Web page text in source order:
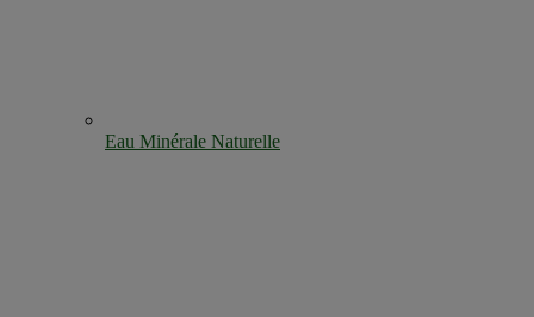
Eau Minérale Naturelle